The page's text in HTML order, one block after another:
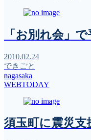
「お別れ会」
2010.02.24
できごと
nagasaka
WEBTODAY
須玉町に震災支